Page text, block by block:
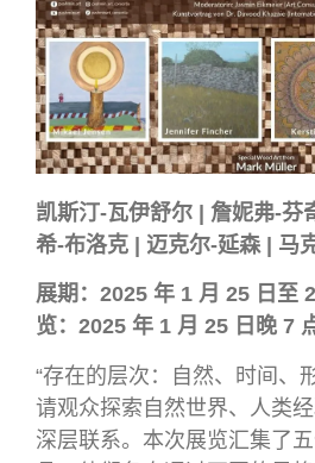
凯斯汀-瓦伊舒尔 | 詹妮弗-芬
希-布洛克 | 迈克尔-延森 | 马
展期：2025 年 1 月 25 日至
览：2025 年 1 月 25 日晚 7
“存在的层次：自然、时间、
请观众探索自然世界、人类
深层联系。本次展览汇集了